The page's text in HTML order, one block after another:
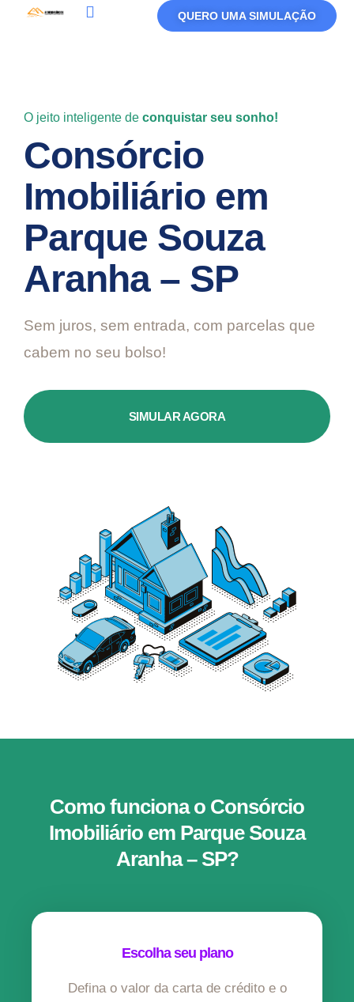
QUERO UMA SIMULAÇÃO
O jeito inteligente de conquistar seu sonho!
Consórcio
Imobiliário em
Parque Souza
Aranha – SP
Sem juros, sem entrada, com parcelas que
cabem no seu bolso!
SIMULAR AGORA
Como funciona o Consórcio
Imobiliário em Parque Souza
Aranha – SP?
Escolha seu plano
Defina o valor da carta de crédito e o